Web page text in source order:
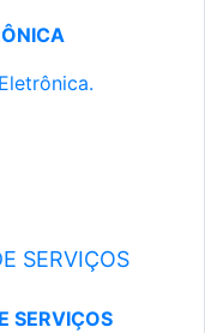
SERVIÇOS
SERVIÇOS